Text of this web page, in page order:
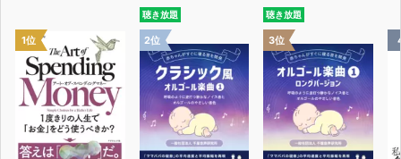
1位
聴き放題
2位
聴き放題
3位